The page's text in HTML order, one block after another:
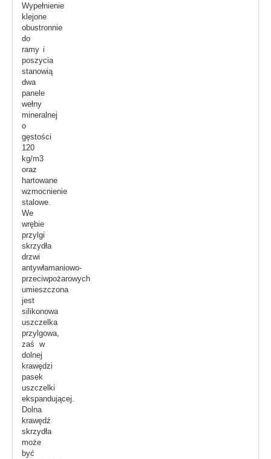
Wypełnienie
klejone
obustronnie
do
ramy i
poszycia
stanowią
dwa
panele
wełny
mineralnej
o
gęstości
120
kg/m3
oraz
hartowane
wzmocnienie
stalowe.
We
wrębie
przylgi
skrzydła
drzwi
antywłamaniowo-
przeciwpożarowych
umieszczona
jest
silikonowa
uszczelka
przylgowa,
zaś w
dolnej
krawędzi
pasek
uszczelki
ekspandującej.
Dolna
krawędź
skrzydła
może
być